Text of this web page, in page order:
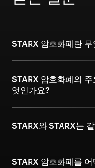
STARX 암호화폐란
STARX 암호화폐의
엇인가요?
STARX와 STARX는
STARX 암호화폐를